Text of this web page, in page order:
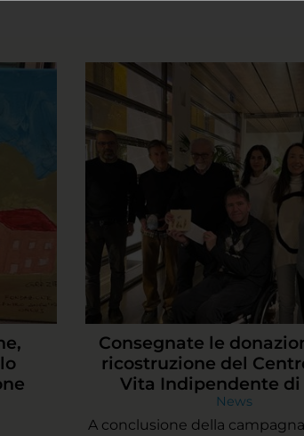
Consegnate le
ricostruzione del
Vita Indipendente di
News
A conclusione della